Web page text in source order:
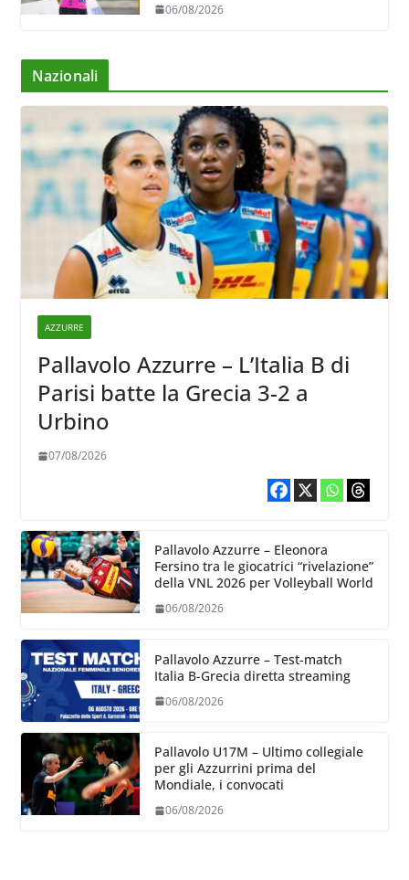
06/08/2026
Nazionali
AZZURRE
Pallavolo Azzurre – L’Italia B di
Parisi batte la Grecia 3-2 a
Urbino
07/08/2026
Pallavolo Azzurre – Eleonora
Fersino tra le giocatrici “rivelazione”
della VNL 2026 per Volleyball World
06/08/2026
Pallavolo Azzurre – Test-match
Italia B-Grecia diretta streaming
06/08/2026
Pallavolo U17M – Ultimo collegiale
per gli Azzurrini prima del
Mondiale, i convocati
06/08/2026